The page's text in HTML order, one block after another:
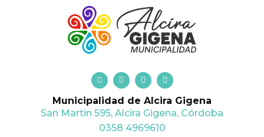
F
a
c
e
b
o
o
k
T
w
i
t
t
e
r
I
n
s
t
a
g
r
a
Y
o
u
t
u
b
e
Municipalidad de Alcira Gigena
San Martin 595, Alcira Gigena, Córdoba
0358 4969610